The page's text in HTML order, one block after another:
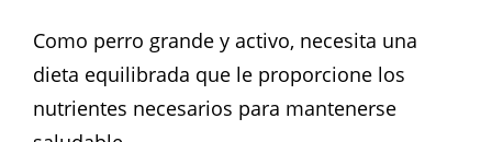
Como perro grande y activo, necesita una
dieta equilibrada que le proporcione los
nutrientes necesarios para mantenerse